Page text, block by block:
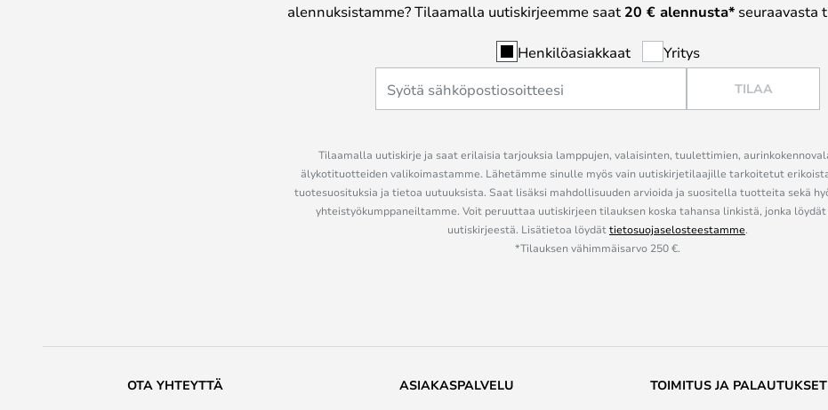
alennuksistamme? Tilaamalla uutiskirjeemme saat 20 € alennusta* seuraavasta
Henkilöasiakkaat Yritys
TILAA
Tilaamalla uutiskirje ja saat erilaisia tarjouksia lamppujen, valaisinten, tuulettimien,
älykotituotteiden valikoimastamme. Lähetämme sinulle myös vain uutiskirjetilaajille tarkoitetut
tuotesuosituksia ja tietoa uutuuksista. Saat lisäksi mahdollisuuden arvioida ja suositella tuotteita sekä
yhteistyökumppaneiltamme. Voit peruuttaa uutiskirjeen tilauksen koska tahansa linkistä, jonka löydät
uutiskirjeestä. Lisätietoa löydättietosuojaselosteestamme.
*Tilauksen vähimmäisarvo 250 €.
OTA YHTEYTTÄ ASIAKASPALVELU TOIMITUS JA PALAUTUKSET